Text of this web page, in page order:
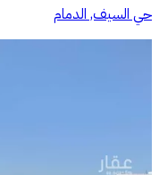
حي السيف, الدمام